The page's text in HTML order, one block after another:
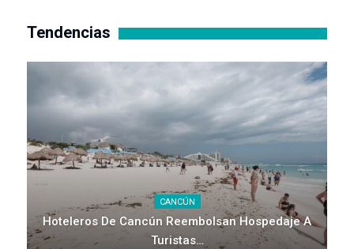
Tendencias
CANCÚN
Hoteleros De Cancún Reembolsan Hospedaje A
Turistas…